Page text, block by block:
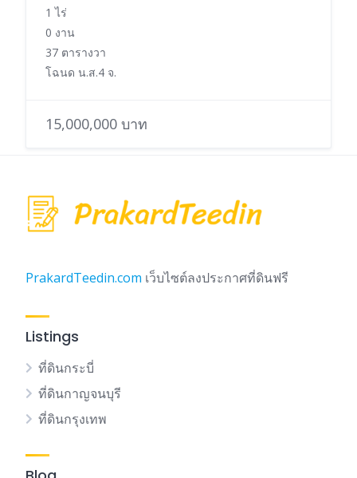
1 ไร่
0 งาน
37 ตารางวา
โฉนด น.ส.4 จ.
15,000,000 บาท
PrakardTeedin.com เว็บไซต์ลงประกาศที่ดินฟรี
Listings
ที่ดินกระบี่
ที่ดินกาญจนบุรี
ที่ดินกรุงเทพ